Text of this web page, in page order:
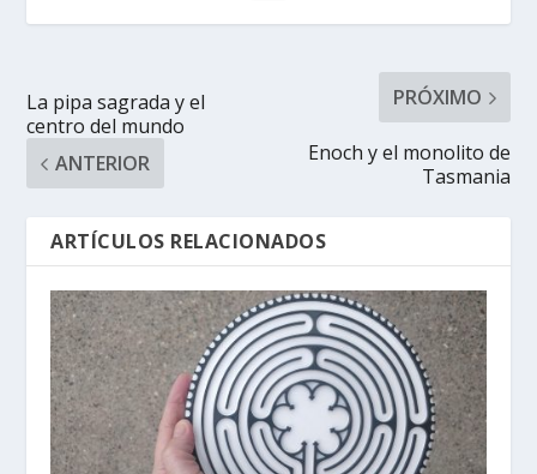
La pipa sagrada y el
centro del mundo
ANTERIOR
PRÓXIMO
Enoch y el monolito de
Tasmania
ARTÍCULOS RELACIONADOS